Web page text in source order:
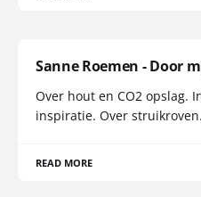
Sanne Roemen - Door
Over hout en CO2 opslag.
inspiratie. Over struikroven.
READ MORE